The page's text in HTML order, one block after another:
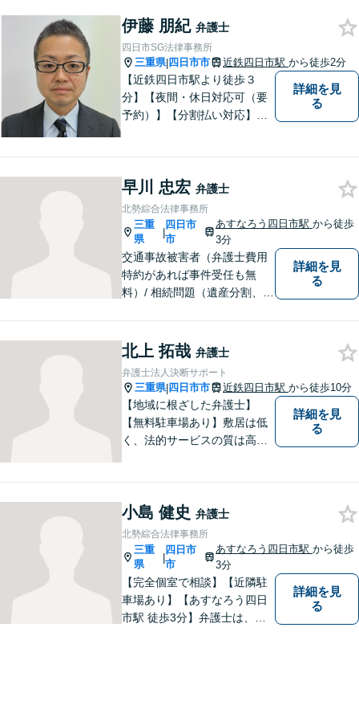
企業法務・顧問弁護士
伊藤 朋紀 弁護士
四日市SG法律事務所
三重県| 四日市市 近鉄四日市駅 から徒歩2分
【近鉄四日市駅より徒歩３
分】【夜間・休日対応可（要
予約）】【分割払い対応】
して、一緒に解決方法を考え
る手助けをさせていただけれ
ばと思いますので、お気軽に
ご相談ください。
詳細を見
る
早川 忠宏 弁護士
北勢綜合法律事務所
三重
県
|
四日市
市
あすなろう四日市駅 から徒歩
3分
交通事故被害者（弁護士費用
特約があれば事件受任も無
料）/ 相続問題（遺産分割、遺
詳細を見
る
北上 拓哉 弁護士
弁護士法人決断サポート
三重県| 四日市市 近鉄四日市駅 から徒歩10分
【地域に根ざした弁護士】
【無料駐車場あり】敷居は低
く、法的サービスの質は高く
題／離婚問題／相続問題／企
業法務など、幅広く対応可
能。【明確な料金体系】どう
ぞご連絡ください。
詳細を見
る
小島 健史 弁護士
北勢綜合法律事務所
三重
県
|
四日市
市
あすなろう四日市駅 から徒歩
3分
【完全個室で相談】【近隣駐
車場あり】【あすなろう四日
市駅 徒歩3分】弁護士は、依
詳細を見
る